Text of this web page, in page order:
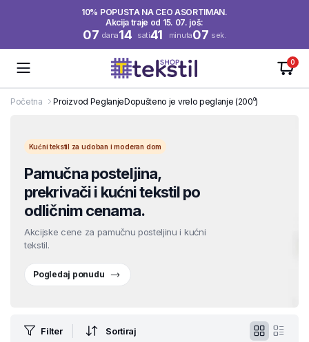
10% POPUSTA NA CEO ASORTIMAN.
Akcija traje od 15. 07. još:
07 dana14 sati41 minuta06 sek.
0
Početna Proizvod PeglanjeDopušteno je vrelo peglanje (200⁰)
Kućni tekstil za udoban i moderan dom
Pamučna posteljina,
prekrivači i kućni tekstil po
odličnim cenama.
Akcijske cene za pamučnu posteljinu i kućni
tekstil.
Pogledaj ponudu
Filter Sortiraj